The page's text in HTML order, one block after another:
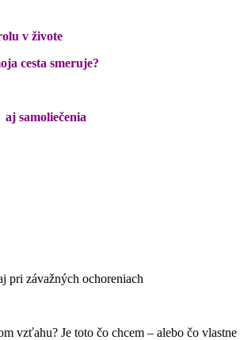
v živote
cesta smeruje?
samoliečenia
závažných ochoreniach
vzťahu? Je toto čo chcem – alebo čo vlastne